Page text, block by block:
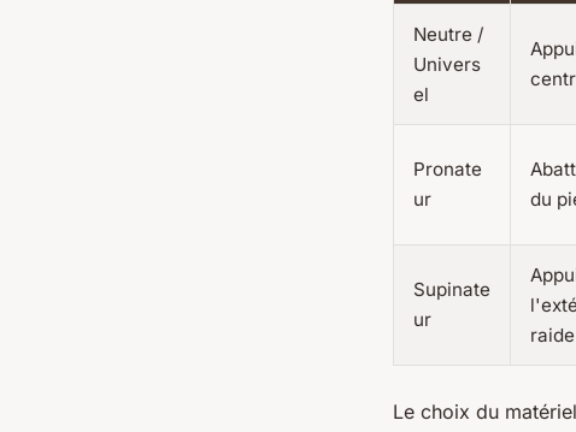
Neutre /
Univers
el
Pronate
ur
du
Supinate
ur
raide
Le choix du